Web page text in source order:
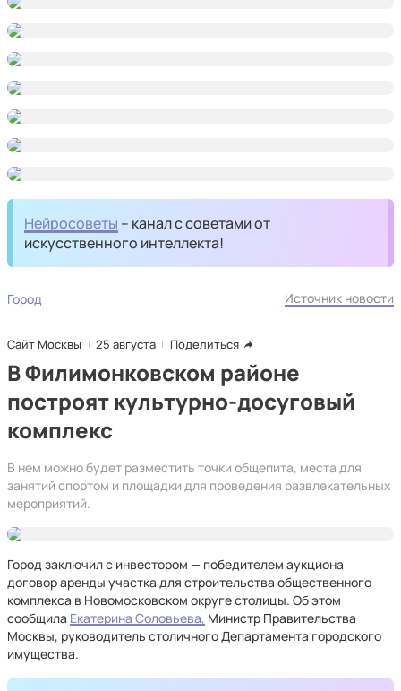
Нейросоветы – канал с советами от
искусственного интеллекта!
Город Источник новости
Сайт Москвы 25 августа Поделиться
В Филимонковском районе
построят культурно-досуговый
комплекс
В нем можно будет разместить точки общепита, места для
занятий спортом и площадки для проведения развлекательных
мероприятий.
Город заключил с инвестором — победителем аукциона
договор аренды участка для строительства общественного
комплекса в Новомосковском округе столицы. Об этом
сообщила Екатерина Соловьева, Министр Правительства
Москвы, руководитель столичного Департамента городского
имущества.